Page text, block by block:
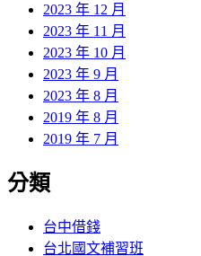
2023 年 12 月
2023 年 11 月
2023 年 10 月
2023 年 9 月
2023 年 8 月
2019 年 8 月
2019 年 7 月
分類
台中借錢
台北國文補習班